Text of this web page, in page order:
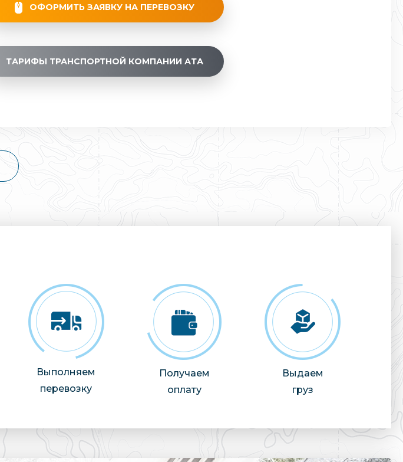
ОФОРМИТЬ ЗАЯВКУ НА ПЕРЕВОЗКУ
ТАРИФЫ ТРАНСПОРТНОЙ КОМПАНИИ АТА
Выполняем
перевозку
Получаем
оплату
Выдаем
груз